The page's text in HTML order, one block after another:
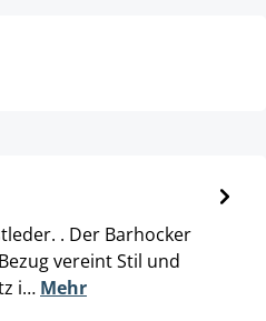
. Der Barhocker
vereint Stil und
i… Mehr